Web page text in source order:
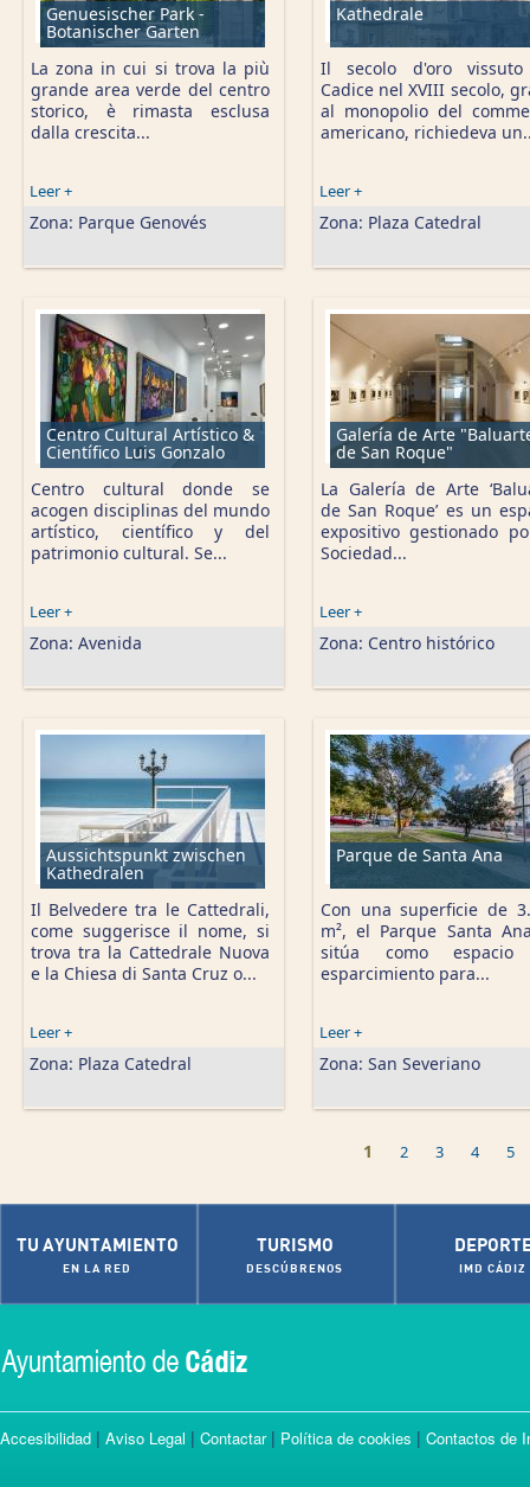
Genuesischer Park -
Botanischer Garten
La zona in cui si trova la più
grande area verde del centro
storico, è rimasta esclusa
dalla crescita...
Leer +
Zona: Parque Genovés
Kathedrale
Il secolo d'oro
Cadice nel XVIII secolo,
al monopolio del
americano, richiedeva
Leer +
Zona: Plaza Catedral
Centro Cultural Artístico &
Científico Luis Gonzalo
Centro cultural donde se
acogen disciplinas del mundo
artístico, científico y del
patrimonio cultural. Se...
Leer +
Zona: Avenida
Galería de Arte
de San Roque"
La Galería de Arte
de San Roque’ es un
expositivo gestionado
Sociedad...
Leer +
Zona: Centro histórico
Aussichtspunkt zwischen
Kathedralen
Il Belvedere tra le Cattedrali,
come suggerisce il nome, si
trova tra la Cattedrale Nuova
e la Chiesa di Santa Cruz o...
Leer +
Zona: Plaza Catedral
Parque de Santa Ana
Con una superficie de
m², el Parque Santa
sitúa como
esparcimiento para...
Leer +
Zona: San Severiano
1 2 3 4 5
TU AYUNTAMIENTO
EN LA RED
TURISMO
DESCÚBRENOS IMD CÁDIZ
Accesibilidad | Aviso Legal | Contactar| Política de cookies | Contactos de